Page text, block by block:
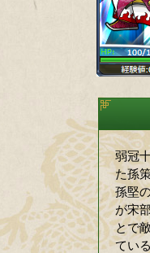
弱冠
た孫
孫堅
が宋
とで
てい